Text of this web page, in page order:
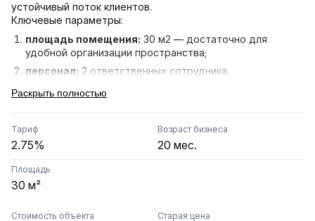
устойчивый поток клиентов.
Ключевые параметры:
площадь помещения: 30 м2 — достаточно для
удобной организации пространства;
персонал: 2 ответственных сотрудника,
комиссия:
клиентский поток:
стабильный, что говорит о
востребованности локации
Раскрыть полностью
Тариф
2.75%
Возраст бизнеса
20 мес.
Площадь
30 м²
Стоимость объекта Старая цена